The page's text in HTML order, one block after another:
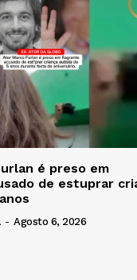
é preso em
de estuprar
- Agosto 6, 2026